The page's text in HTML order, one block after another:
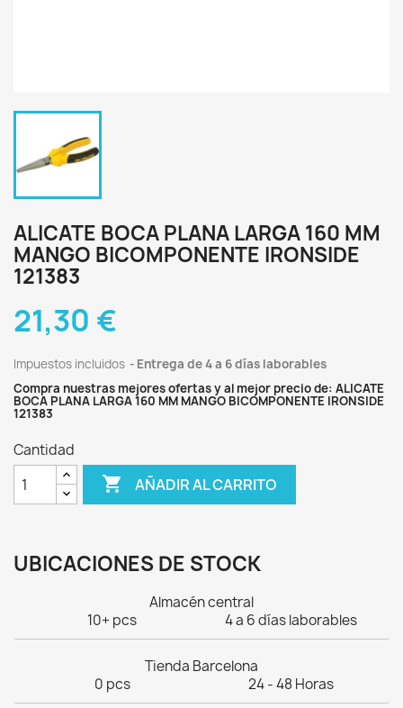
ALICATE BOCA PLANA LARGA 160 MM
MANGO BICOMPONENTE IRONSIDE
121383
21,30 €
Impuestos incluidos
Entrega de 4 a 6 días laborables
Compra nuestras mejores ofertas y al mejor precio de: ALICATE
BOCA PLANA LARGA 160 MM MANGO BICOMPONENTE IRONSIDE
121383
Cantidad
 AÑADIR AL CARRITO
UBICACIONES DE STOCK
Almacén central
10+ pcs
4 a 6 días laborables
Tienda Barcelona
0 pcs
24 - 48 Horas